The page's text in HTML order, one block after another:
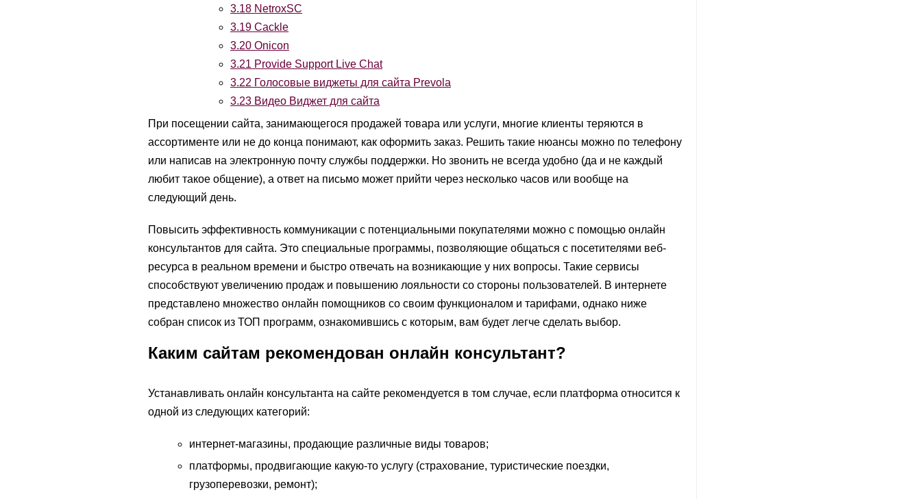
3.18 NetroxSC
3.19 Cackle
3.20 Onicon
3.21 Provide Support Live Chat
3.22 Голосовые виджеты для сайта Prevola
3.23 Видео Виджет для сайта
При посещении сайта, занимающегося продажей товара или услуги, многие клиенты теряются в
ассортименте или не до конца понимают, как оформить заказ. Решить такие нюансы можно по телефону
или написав на электронную почту службы поддержки. Но звонить не всегда удобно (да и не каждый
любит такое общение), а ответ на письмо может прийти через несколько часов или вообще на
следующий день.
Повысить эффективность коммуникации с потенциальными покупателями можно с помощью онлайн
консультантов для сайта. Это специальные программы, позволяющие общаться с посетителями веб-
ресурса в реальном времени и быстро отвечать на возникающие у них вопросы. Такие сервисы
способствуют увеличению продаж и повышению лояльности со стороны пользователей. В интернете
представлено множество онлайн помощников со своим функционалом и тарифами, однако ниже
собран список из ТОП программ, ознакомившись с которым, вам будет легче сделать выбор.
Каким сайтам рекомендован онлайн консультант?
Устанавливать онлайн консультанта на сайте рекомендуется в том случае, если платформа относится к
одной из следующих категорий:
интернет-магазины, продающие различные виды товаров;
платформы, продвигающие какую-то услугу (страхование, туристические поездки,
грузоперевозки, ремонт);